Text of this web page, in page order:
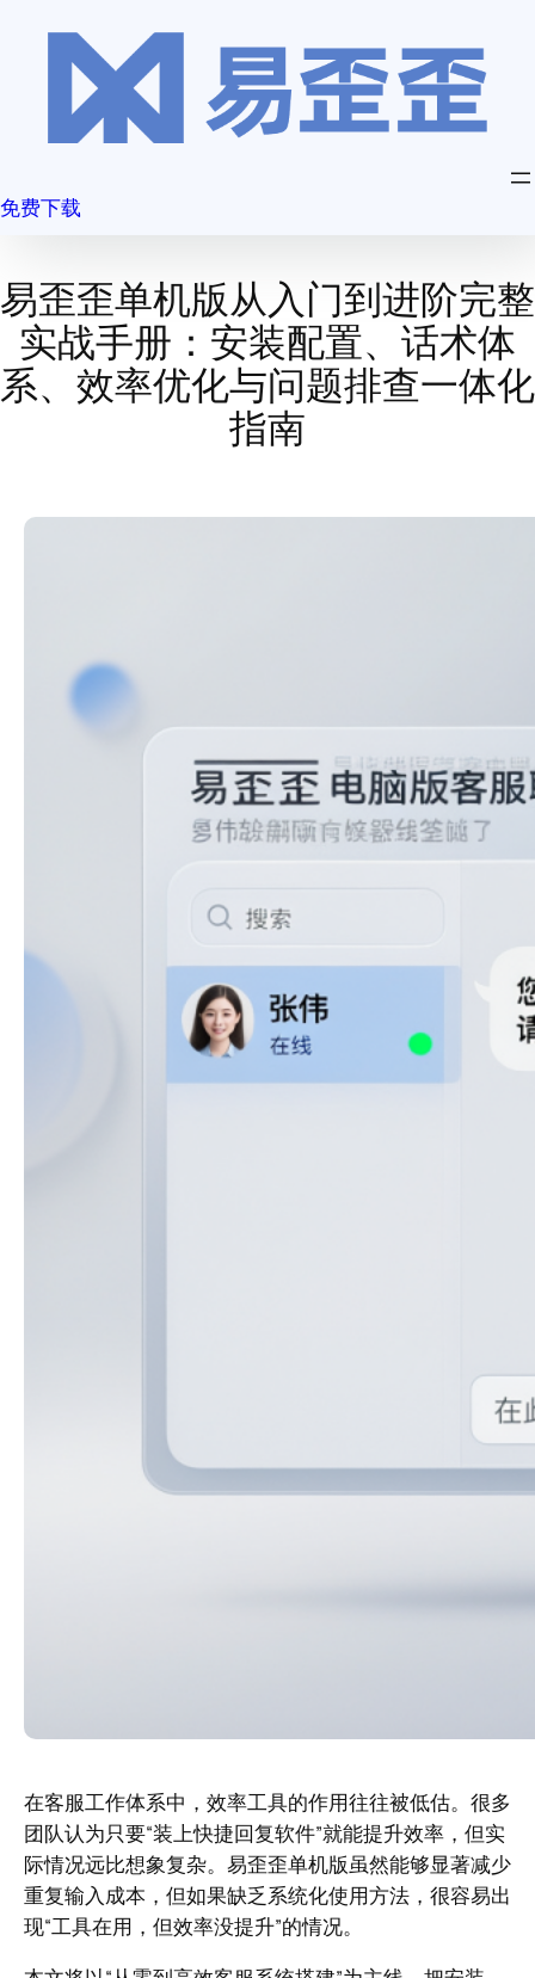
免费下载
易歪歪单机版从入门到进阶完整
实战手册：安装配置、话术体
系、效率优化与问题排查一体化
指南
在客服工作体系中，效率工具的作用往往被低估。很多
团队认为只要“装上快捷回复软件”就能提升效率，但实
际情况远比想象复杂。易歪歪单机版虽然能够显著减少
重复输入成本，但如果缺乏系统化使用方法，很容易出
现“工具在用，但效率没提升”的情况。